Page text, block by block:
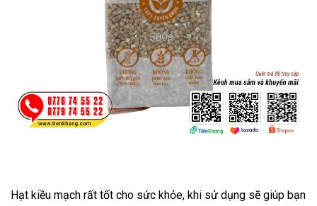
Hạt kiều mạch rất tốt cho sức khỏe, khi sử dụng sẽ giúp bạn